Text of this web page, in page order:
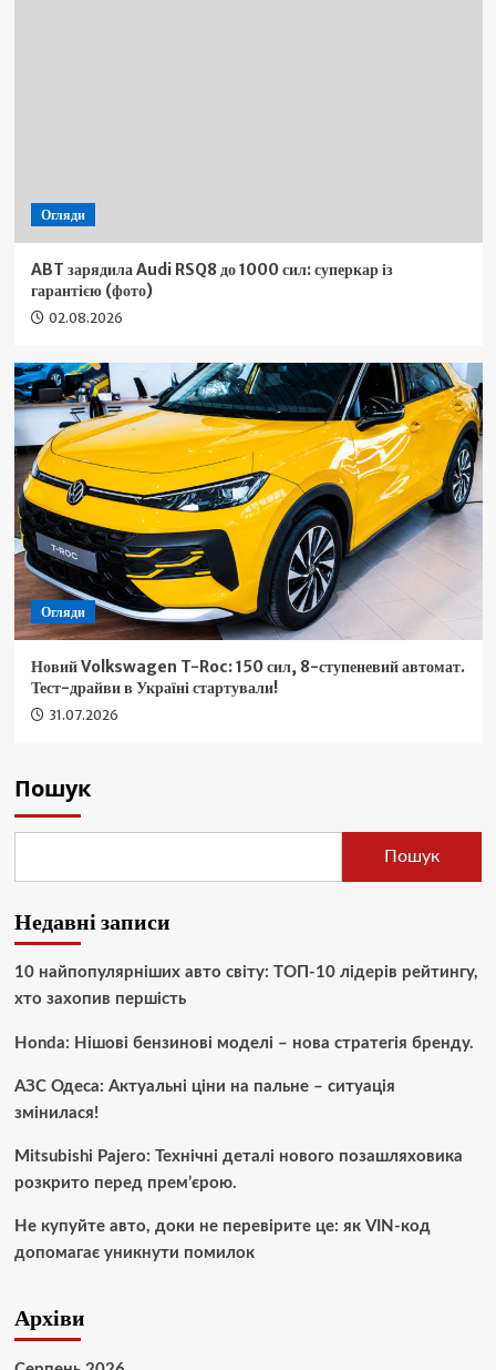
Огляди
ABT зарядила Audi RSQ8 до 1000 сил: суперкар із
гарантією (фото)
02.08.2026
Огляди
Новий Volkswagen T-Roc: 150 сил, 8-ступеневий автомат.
Тест-драйви в Україні стартували!
31.07.2026
Пошук
Пошук
Недавні записи
10 найпопулярніших авто світу: ТОП-10 лідерів рейтингу,
хто захопив першість
Honda: Нішові бензинові моделі – нова стратегія бренду.
АЗС Одеса: Актуальні ціни на пальне – ситуація
змінилася!
Mitsubishi Pajero: Технічні деталі нового позашляховика
розкрито перед прем’єрою.
Не купуйте авто, доки не перевірите це: як VIN-код
допомагає уникнути помилок
Архіви